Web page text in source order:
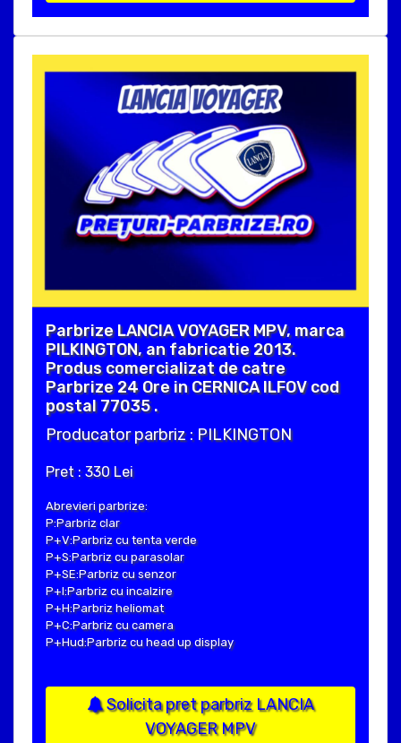
Parbrize LANCIA VOYAGER MPV, marca
PILKINGTON, an fabricatie 2013.
Produs comercializat de catre
Parbrize 24 Ore in CERNICA ILFOV cod
postal 77035 .
Producator parbriz : PILKINGTON
Pret : 330 Lei
Abrevieri parbrize:
P:Parbriz clar
P+V:Parbriz cu tenta verde
P+S:Parbriz cu parasolar
P+SE:Parbriz cu senzor
P+I:Parbriz cu incalzire
P+H:Parbriz heliomat
P+C:Parbriz cu camera
P+Hud:Parbriz cu head up display
Solicita pret parbriz LANCIA
VOYAGER MPV